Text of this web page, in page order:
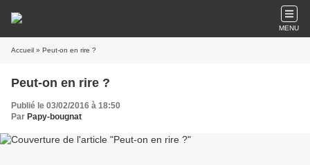
MENU
Accueil » Peut-on en rire ?
Peut-on en rire ?
Publié le 03/02/2016 à 18:50
Par Papy-bougnat